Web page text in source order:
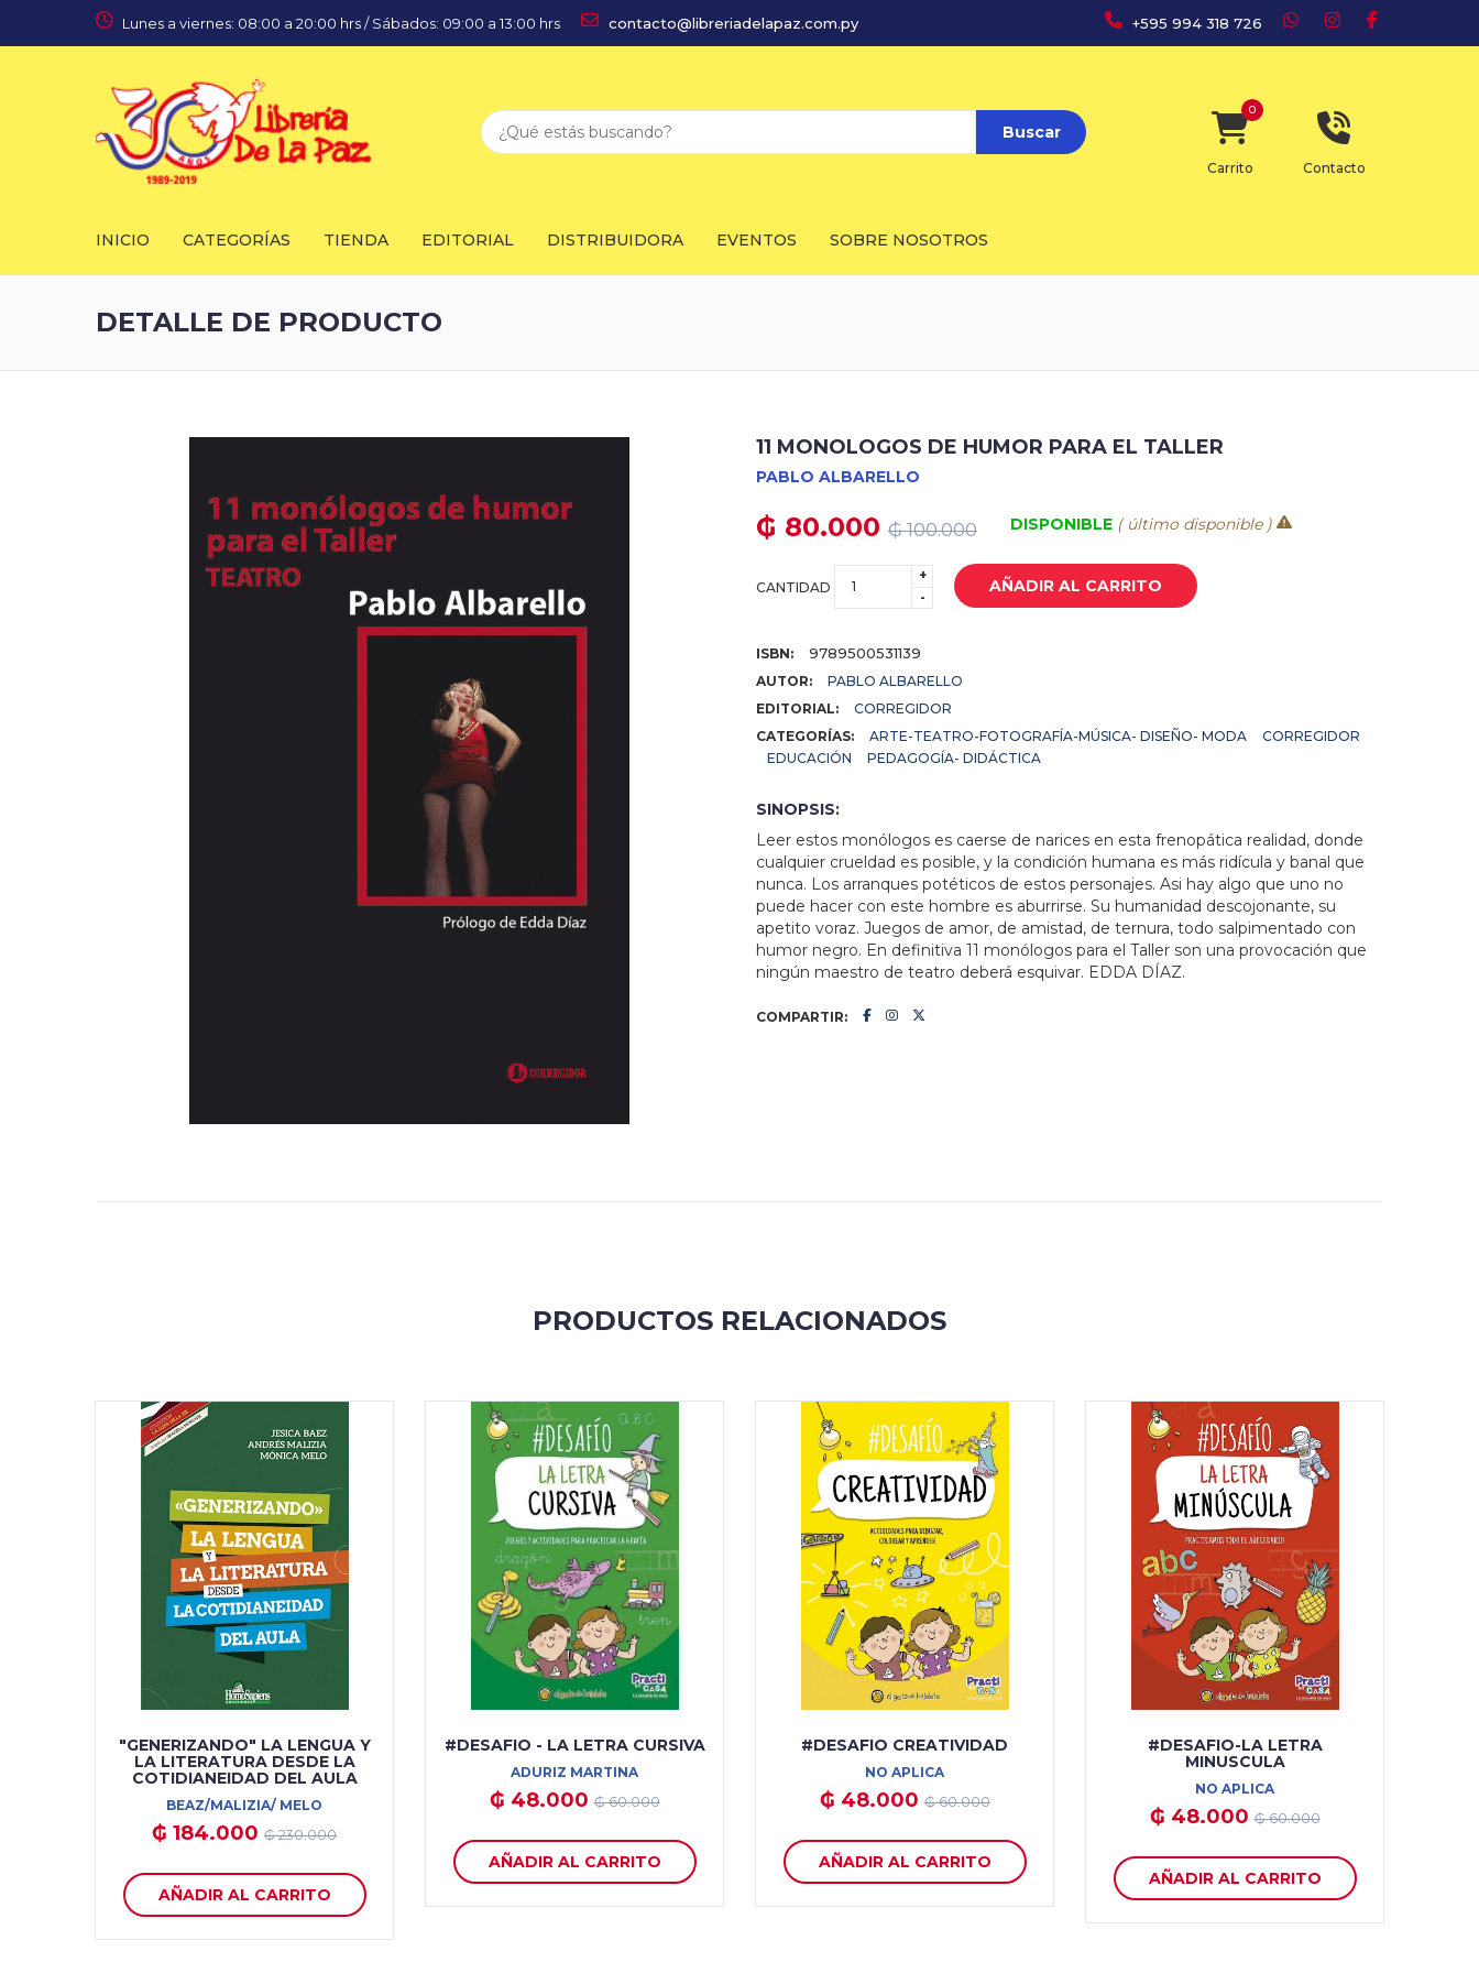
Lunes a viernes: 08:00 a 20:00 hrs / Sábados: 09:00 a 13:00 hrs contacto@libreriadelapaz.com.py +595 994 318 726
Buscar
Carrito
0
Contacto
INICIO CATEGORÍAS TIENDA EDITORIAL DISTRIBUIDORA EVENTOS SOBRE NOSOTROS
DETALLE DE PRODUCTO
11 MONOLOGOS DE HUMOR PARA EL TALLER
PABLO ALBARELLO
₲ 80.000 ₲ 100.000 DISPONIBLE ( último disponible )
CANTIDAD
+
-
AÑADIR AL CARRITO
ISBN: 9789500531139
AUTOR:
PABLO ALBARELLO
EDITORIAL:
CORREGIDOR
CATEGORÍAS:
ARTE-TEATRO-FOTOGRAFÍA-MÚSICA- DISEÑO- MODA
CORREGIDOR
EDUCACIÓN
PEDAGOGÍA- DIDÁCTICA
SINOPSIS:
Leer estos monólogos es caerse de narices en esta frenopática realidad, donde
cualquier crueldad es posible, y la condición humana es más ridícula y banal que
nunca. Los arranques potéticos de estos personajes. Asi hay algo que uno no
puede hacer con este hombre es aburrirse. Su humanidad descojonante, su
apetito voraz. Juegos de amor, de amistad, de ternura, todo salpimentado con
humor negro. En definitiva 11 monólogos para el Taller son una provocación que
ningún maestro de teatro deberá esquivar. EDDA DÍAZ.
COMPARTIR:
PRODUCTOS RELACIONADOS
"GENERIZANDO" LA LENGUA Y
LA LITERATURA DESDE LA
COTIDIANEIDAD DEL AULA
BEAZ/MALIZIA/ MELO
₲ 184.000 ₲ 230.000
AÑADIR AL CARRITO
#DESAFIO - LA LETRA CURSIVA
ADURIZ MARTINA
₲ 48.000₲ 60.000
AÑADIR AL CARRITO
#DESAFIO CREATIVIDAD
NO APLICA
₲ 48.000₲ 60.000
AÑADIR AL CARRITO
#DESAFIO-LA LETRA
MINUSCULA
NO APLICA
₲ 48.000₲ 60.000
AÑADIR AL CARRITO